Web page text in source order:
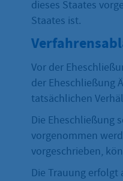
dieses Staates
Staates ist.
Vor der
der Eheschließung
tatsächlichen
Die Eheschließung
vorgenommen
vorgeschrieben,
Die Trauung